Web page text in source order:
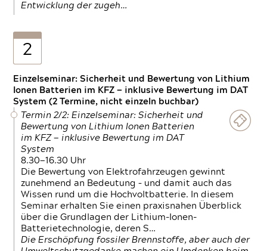
Entwicklung der zugeh…
2
Einzelseminar: Sicherheit und Bewertung von Lithium
Ionen Batterien im KFZ — inklusive Bewertung im DAT
System (2 Termine, nicht einzeln buchbar)
Termin 2/2: Einzelseminar: Sicherheit und
Bewertung von Lithium Ionen Batterien
im KFZ — inklusive Bewertung im DAT
System
8.30—16.30 Uhr
Die Bewertung von Elektrofahrzeugen gewinnt
zunehmend an Bedeutung – und damit auch das
Wissen rund um die Hochvoltbatterie. In diesem
Seminar erhalten Sie einen praxisnahen Überblick
über die Grundlagen der Lithium-Ionen-
Batterietechnologie, deren S…
Die Erschöpfung fossiler Brennstoffe, aber auch der